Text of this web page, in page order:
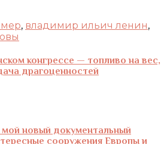
, владимир ильич ленин,
конгрессе — топливо на вес,
драгоценностей
новый документальный
сооружения Европы и